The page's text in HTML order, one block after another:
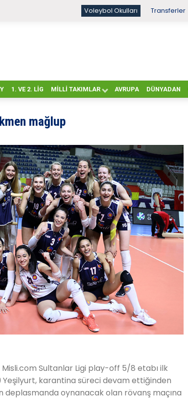
Voleybol Okulları Transferler
1. VE 2. LIG MILLI TAKIMLAR AVRUPA DÜNYADAN
mağlup
Sultanlar Ligi play-off 5/8 etabı ilk
Yeşilyurt, karantina süreci devam ettiğinden
deplasmanda oynanacak olan rövanş maçına